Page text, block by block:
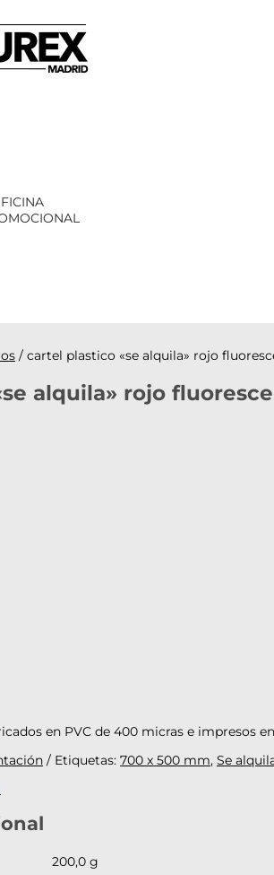
/ cartel plastico «se alquila» rojo
alquila» rojo
en PVC de 400 micras e
Etiquetas: 700 x 500 mm, Se
200,0 g